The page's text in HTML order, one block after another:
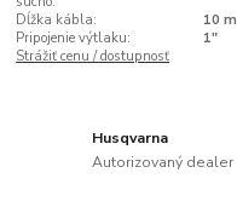
Dĺžka kábla:
10 m
Pripojenie výtlaku:
1"
Strážiť cenu / dostupnosť
Husqvarna
Autorizovaný dealer